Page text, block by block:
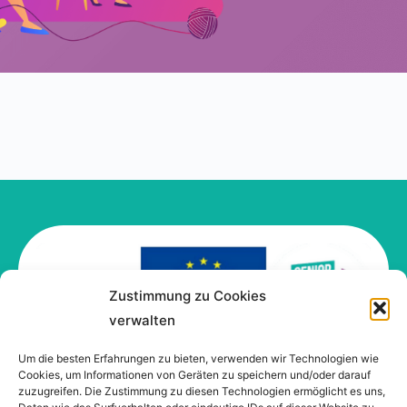
Zustimmung zu Cookies
verwalten
Um die besten Erfahrungen zu bieten, verwenden wir Technologien wie
Cookies, um Informationen von Geräten zu speichern und/oder darauf
zuzugreifen. Die Zustimmung zu diesen Technologien ermöglicht es uns,